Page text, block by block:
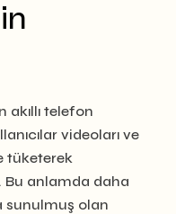
akıllı telefon
videoları ve
tüketerek
Bu anlamda daha
sunulmuş olan